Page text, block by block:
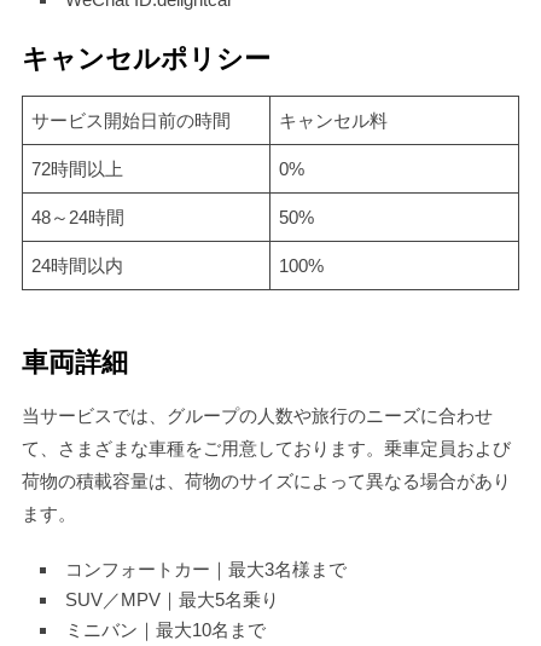
キャンセルポリシー
サービス開始日前の時間 キャンセル料
72時間以上 0%
48～24時間 50%
24時間以内 100%
車両詳細
当サービスでは、グループの人数や旅行のニーズに合わせ
て、さまざまな車種をご用意しております。乗車定員および
荷物の積載容量は、荷物のサイズによって異なる場合があり
ます。
コンフォートカー｜最大3名様まで
SUV／MPV｜最大5名乗り
ミニバン｜最大10名まで